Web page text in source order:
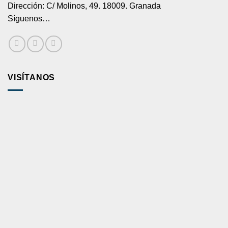
Dirección: C/ Molinos, 49. 18009. Granada
Síguenos…
VISÍTANOS